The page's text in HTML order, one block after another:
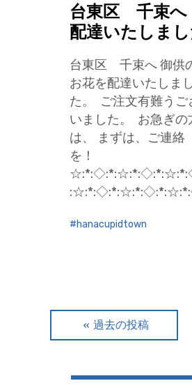
台東区 千束
配達いたしまし
台東区 千束へ 御供
お花を配達いたしまし
た。 ご注文有難うご
いました。 お急ぎの
は、 まずは、ご連絡
を！
hanacupidtown
過去の投稿